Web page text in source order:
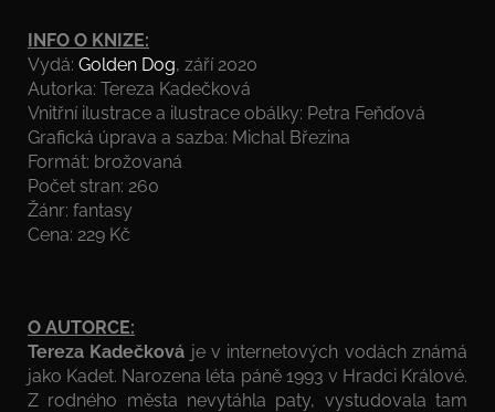
INFO O KNIZE:
Vydá: Golden Dog, září 2020
Autorka: Tereza Kadečková
Vnitřní ilustrace a ilustrace obálky: Petra Feňďová
Grafická úprava a sazba: Michal Březina
Formát: brožovaná
Počet stran: 260
Žánr: fantasy
Cena: 229 Kč
O AUTORCE:
Tereza Kadečková je v internetových vodách známá
jako Kadet. Narozena léta páně 1993 v Hradci Králové.
Z rodného města nevytáhla paty, vystudovala tam